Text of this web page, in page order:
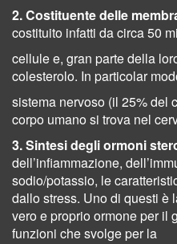
2. Costituente delle
costituito infatti da circa 50
cellule e, gran parte della
colesterolo. In particolar
sistema nervoso (il 25% del
corpo umano si trova nel
3. Sintesi degli ormoni
dell’infiammazione,
sodio/potassio, le
dallo stress. Uno di questi è
vero e proprio ormone per il
funzioni che svolge per la